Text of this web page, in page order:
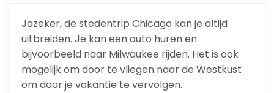
Jazeker, de stedentrip Chicago kan je altijd
uitbreiden. Je kan een auto huren en
bijvoorbeeld naar Milwaukee rijden. Het is ook
mogelijk om door te vliegen naar de Westkust
om daar je vakantie te vervolgen.